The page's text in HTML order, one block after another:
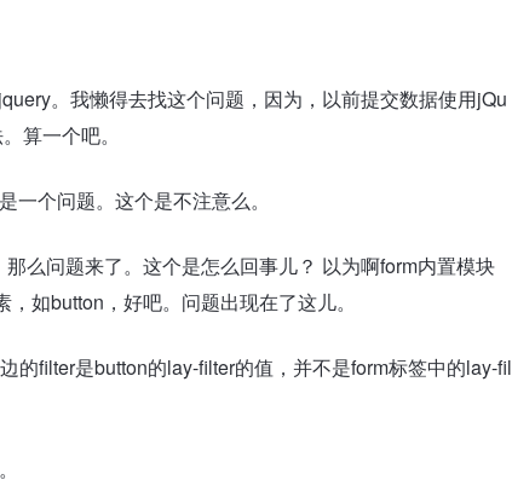
。我懒得去找这个问题，因为，以前提交数据使用jQu
算一个吧。
一个问题。这个是不注意么。
么问题来了。这个是怎么回事儿？ 以为啊form内置模块
如button，好吧。问题出现在了这儿。
的filter是button的lay-filter的值，并不是form标签中的lay-fil